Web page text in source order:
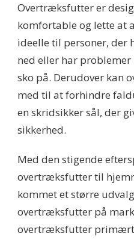
Overtræksfutter er
komfortable og lette at
ideelle til personer, der
ned eller har
sko på. Derudover kan
med til at forhindre
en skridsikker sål, der
sikkerhed.
Med den stigende
overtræksfutter til
kommet et større
overtræksfutter på
overtræksfutter